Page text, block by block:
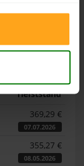
Tiefststand
369,29 €
07.07.2026
355,27 €
08.05.2026